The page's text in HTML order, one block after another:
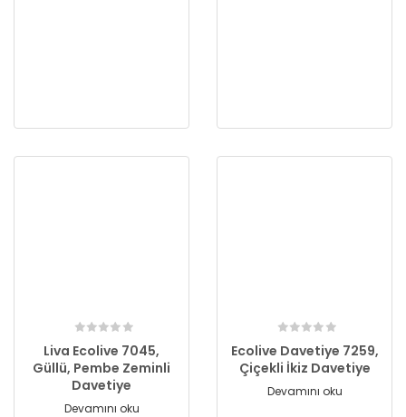
Liva Ecolive 7045,
Güllü, Pembe Zeminli
Davetiye
Devamını oku
Ecolive Davetiye 7259,
Çiçekli İkiz Davetiye
Devamını oku